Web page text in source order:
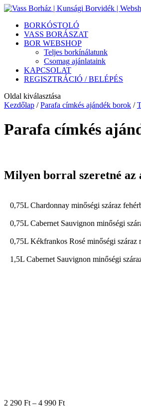
BORKÓSTOLÓ
VASS BORÁSZAT
BOR WEBSHOP
Teljes borkínálatunk
Csomag ajánlataink
KAPCSOLAT
REGISZTRÁCIÓ / BELÉPÉS
Oldal kiválasztása
Kezdőlap /Parafa címkés ajándék borok /
Parafa címkés
Milyen borral szeretné az
0,75L Chardonnay minőségi száraz
0,75L Cabernet Sauvignon minőségi
0,75L Kékfrankos Rosé minőségi száraz
1,5L Cabernet Sauvignon minőségi
2 290 Ft – 4 990 Ft